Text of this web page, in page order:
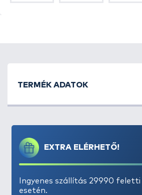
EXTRA ELÉRHETŐ!
Ingyenes szállítás 29990 feletti
esetén.
TERMÉK ADATOK